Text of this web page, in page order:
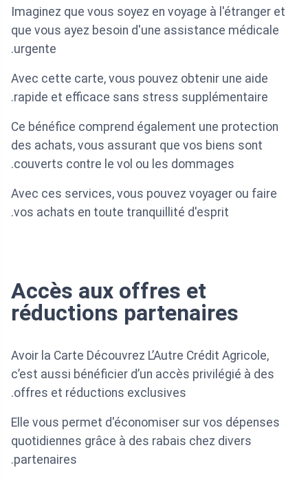
Imaginez que vous soyez en voyage à l'étranger et
que vous ayez besoin d'une assistance médicale
urgente.
Avec cette carte, vous pouvez obtenir une aide
rapide et efficace sans stress supplémentaire.
Ce bénéfice comprend également une protection
des achats, vous assurant que vos biens sont
couverts contre le vol ou les dommages.
Avec ces services, vous pouvez voyager ou faire
vos achats en toute tranquillité d'esprit.
Accès aux offres et
réductions partenaires
Avoir la Carte Découvrez L’Autre Crédit Agricole,
c’est aussi bénéficier d’un accès privilégié à des
offres et réductions exclusives.
Elle vous permet d'économiser sur vos dépenses
quotidiennes grâce à des rabais chez divers
partenaires.